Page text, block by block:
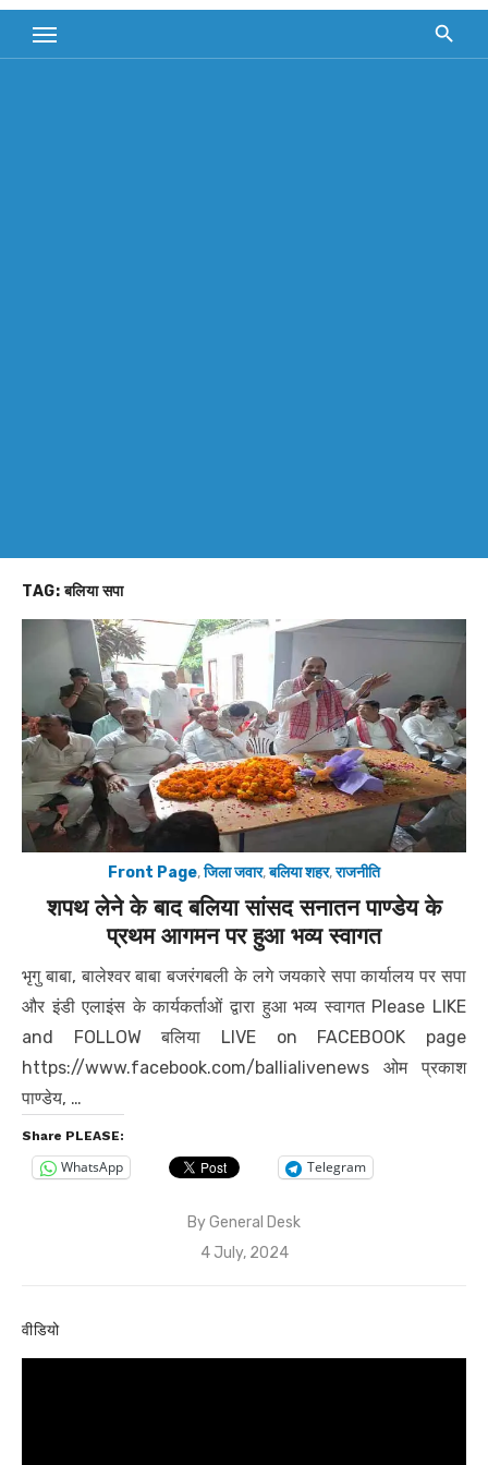
TAG:बलिया सपा
Front Page,जिला जवार,बलिया शहर,राजनीति
शपथ लेने के बाद बलिया सांसद सनातन पाण्डेय के
प्रथम आगमन पर हुआ भव्य स्वागत
भृगु बाबा, बालेश्वर बाबा बजरंगबली के लगे जयकारे सपा कार्यालय पर सपा
और इंडी एलाइंस के कार्यकर्ताओं द्वारा हुआ भव्य स्वागत Please LIKE
and FOLLOW बलिया LIVE on FACEBOOK page
https://www.facebook.com/ballialivenews ओम प्रकाश
पाण्डेय, …
Share PLEASE:
WhatsApp Telegram
ByGeneral Desk
Posted
4 July, 2024
वीडियो